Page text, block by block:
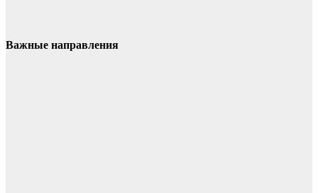
Важные направления